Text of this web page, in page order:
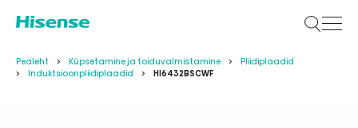
Pealeht Küpsetamine ja toiduvalmistamine
Pliidiplaadid
Induktsioonpliidiplaadid
HI6432BSCWF